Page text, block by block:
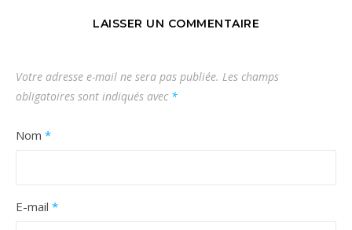
LAISSER UN COMMENTAIRE
Votre adresse e-mail ne sera pas publiée. Les champs
obligatoires sont indiqués avec *
Nom *
E-mail *